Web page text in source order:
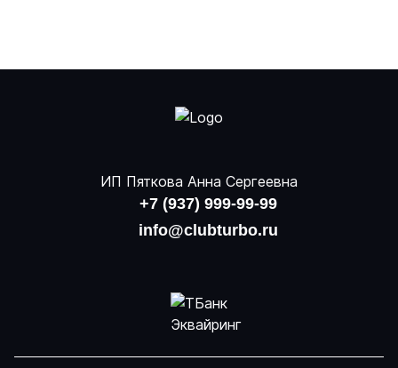
ИП Пяткова Анна Сергеевна
+7 (937) 999-99-99
info@clubturbo.ru